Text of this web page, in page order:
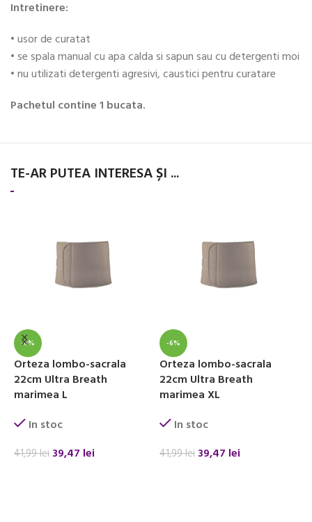
Intretinere:
• usor de curatat
• se spala manual cu apa calda si sapun sau cu detergenti moi
• nu utilizati detergenti agresivi, caustici pentru curatare
Pachetul contine 1 bucata.
TE-AR PUTEA INTERESA ȘI ...
-6%
Orteza lombo-sacrala
22cm Ultra Breath
marimea L
In stoc
41,99lei 39,47 lei
-6%
Orteza lombo-sacrala
22cm Ultra Breath
marimea XL
In stoc
41,99lei 39,47 lei